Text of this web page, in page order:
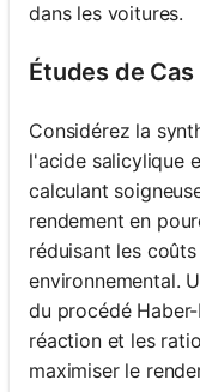
dans les voitures.
Études de
Considérez la
l'acide salicylique
calculant
rendement en
réduisant les
environnemental.
du procédé
réaction et les
maximiser le